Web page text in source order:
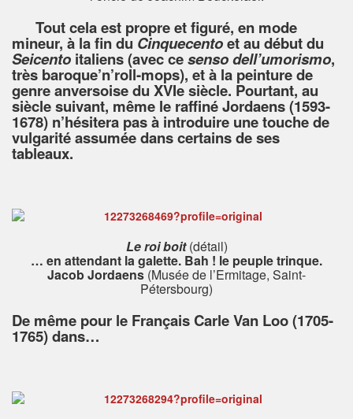
Tout cela est propre et figuré, en mode
mineur, à la fin du Cinquecentoet au début du
Seicento italiens (avec cesenso dell’umorismo,
très baroque’n’roll-mops), et à la peinture de
genre anversoise du XVIe siècle. Pourtant, au
siècle suivant, même le raffiné Jordaens (1593-
1678) n’hésitera pas à introduire une touche de
vulgarité assumée dans certains de ses
tableaux.
Le roi boit(détail)
… en attendant la galette. Bah ! le peuple trinque.
Jacob Jordaens (Musée de l’Ermitage, Saint-
Pétersbourg)
De même pour le Français Carle Van Loo (1705-
1765) dans…